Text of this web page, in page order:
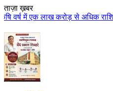
ताज़ा ख़बर
से अधिक राशि किसान